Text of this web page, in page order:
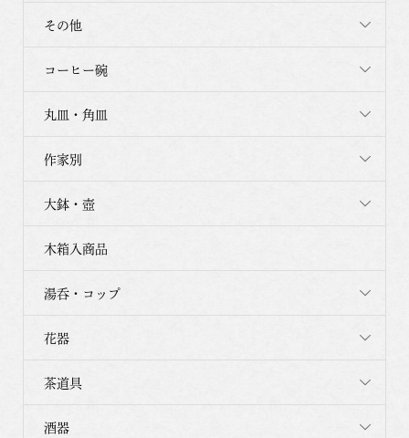
その他
コーヒー碗
丸皿・角皿
作家別
大鉢・壺
木箱入商品
湯呑・コップ
花器
茶道具
酒器